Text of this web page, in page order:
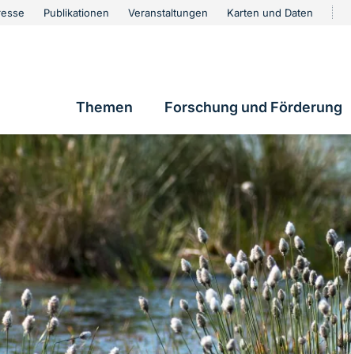
Publikationen Veranstaltungen Karten und Daten
Hauptnavigation
Themen Forschung und Förderung